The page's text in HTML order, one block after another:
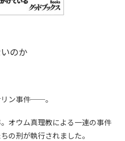
のか
ン事件──。
オウム真理教による一連の事件
の刑が執行されました。